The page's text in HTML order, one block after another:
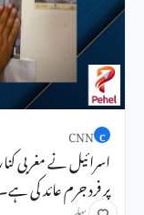
C
CNN
اسرائیل نے مغربی
پر فرد جرم عائد کی ہے۔